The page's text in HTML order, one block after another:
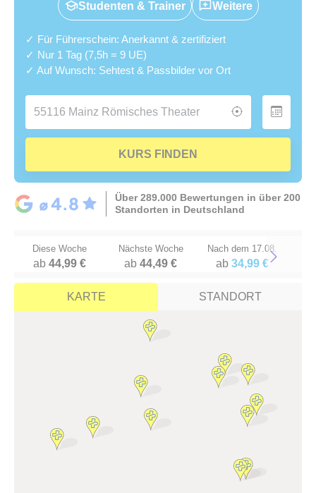
Studenten & Trainer Weitere
✓ Für Führerschein: Anerkannt & zertifiziert
✓ Nur 1 Tag (7,5h = 9 UE)
✓ Auf Wunsch: Sehtest & Passbilder vor Ort
KURS FINDEN
Über 289.000 Bewertungen in über 200
Standorten in Deutschland
Diese Woche
ab44,99 €
Nächste Woche
ab44,49 €
Nach dem 17.08.
ab 34,99 €Next
KARTE STANDORT